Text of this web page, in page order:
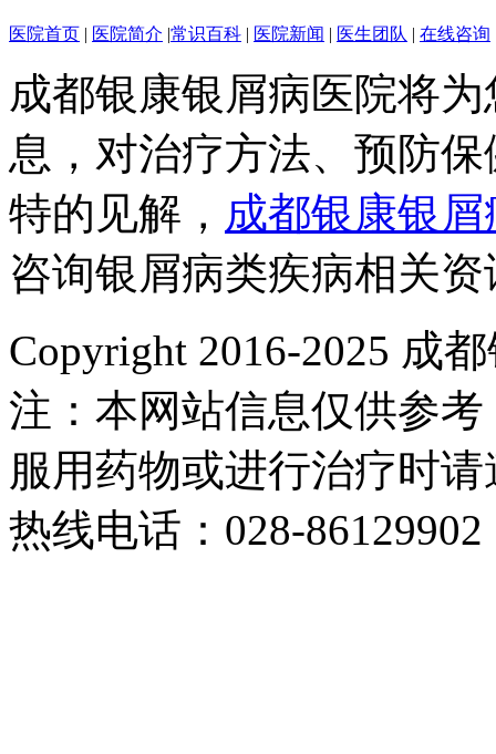
医院首页 | 医院简介 |常识百科 | 医院新闻 | 医生团队 | 在线咨询
成都银康银屑病医院将
息，对治疗方法、预防
特的见解， 成都银康银
咨询银屑病类疾病相关资
Copyright 2016-2025 成
注：本网站信息仅供参
服用药物或进行治疗时
热线电话：028-86129902